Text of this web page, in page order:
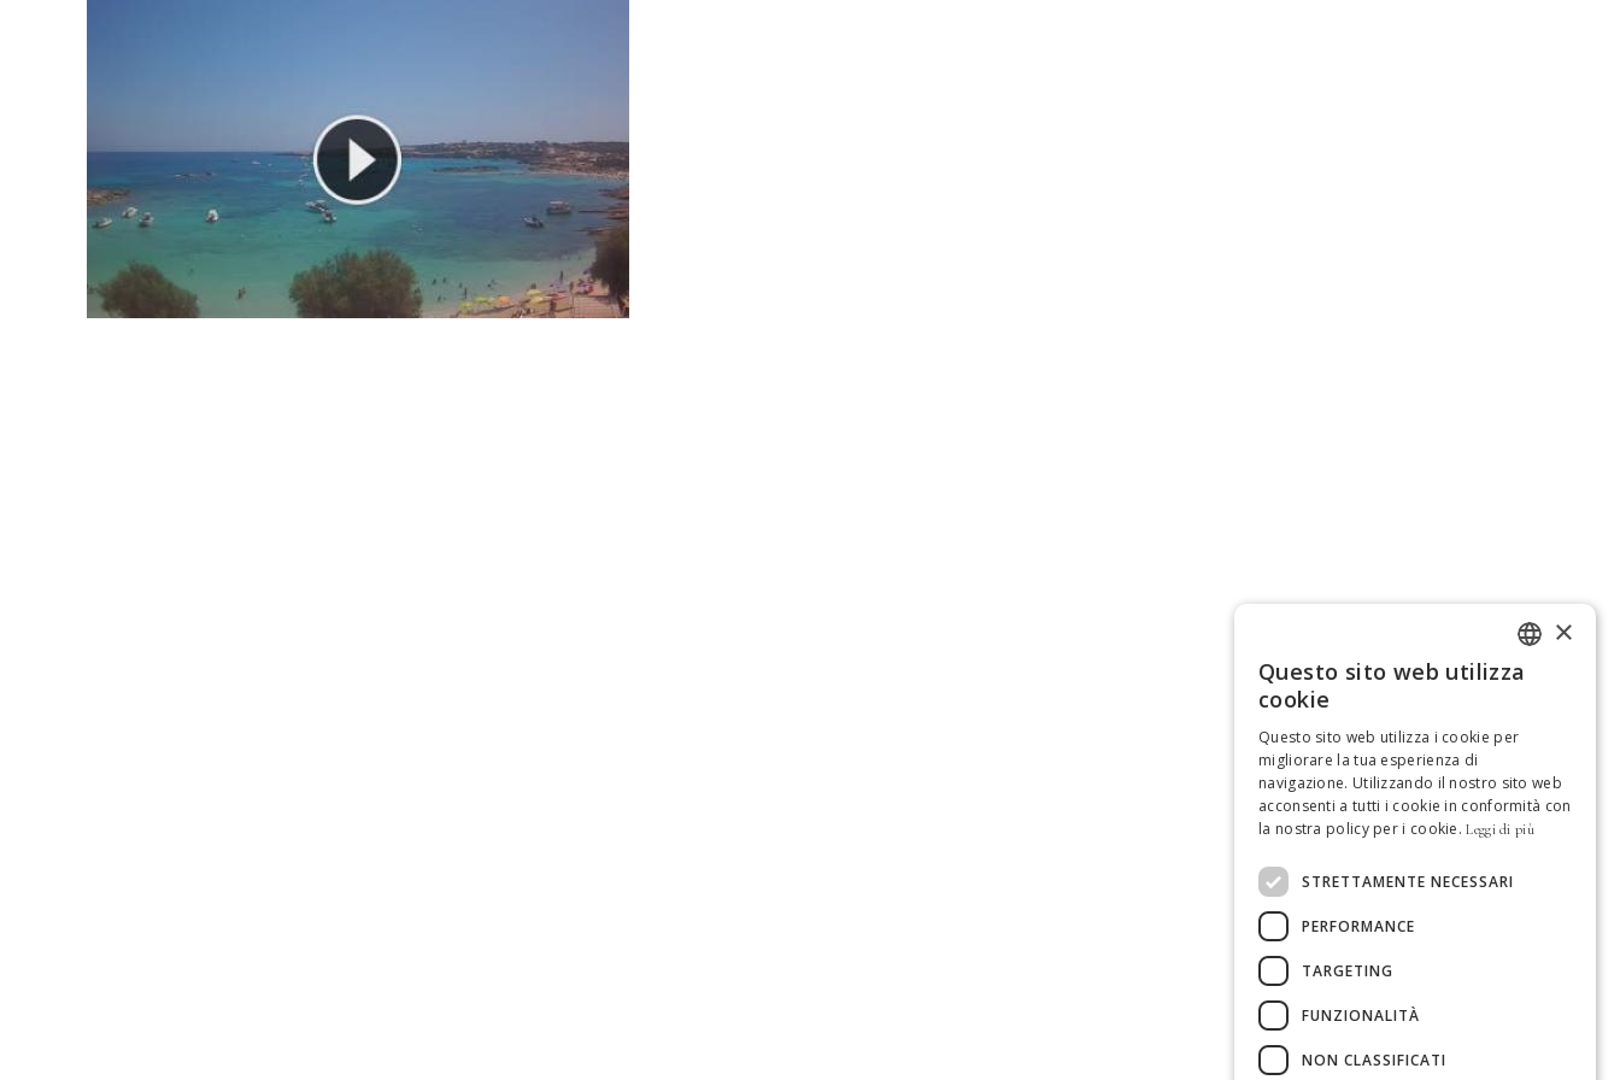
ITALIAN
ENGLISH
×
Questo sito web utilizza
cookie
Questo sito web utilizza i cookie per
migliorare la tua esperienza di
navigazione. Utilizzando il nostro sito web
acconsenti a tutti i cookie in conformità con
la nostra policy per i cookie.Leggi di più
STRETTAMENTE NECESSARI
PERFORMANCE
TARGETING
FUNZIONALITÀ
NON CLASSIFICATI